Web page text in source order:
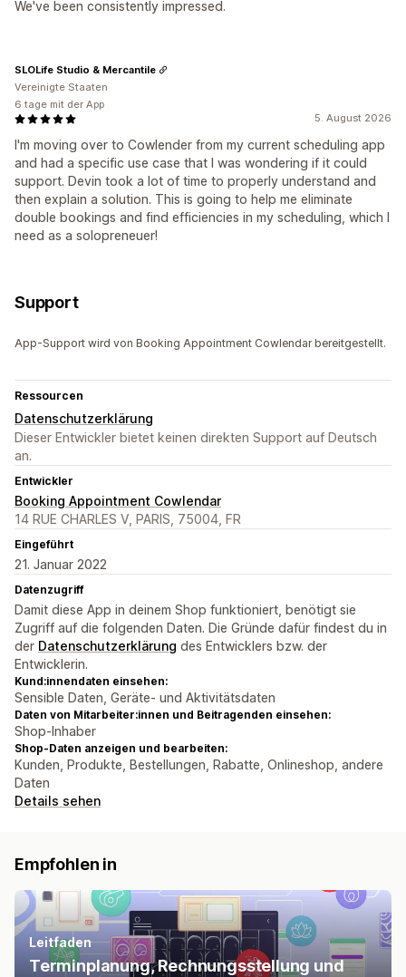
We've been consistently impressed.
5. August 2026
I'm moving over to Cowlender from my current scheduling app
and had a specific use case that I was wondering if it could
support. Devin took a lot of time to properly understand and
then explain a solution. This is going to help me eliminate
double bookings and find efficiencies in my scheduling, which I
need as a solopreneuer!
SLOLife Studio & Mercantile
Vereinigte Staaten
6 tage mit der App
Support
App-Support wird von Booking Appointment Cowlendar bereitgestellt.
Ressourcen
Datenschutzerklärung
Dieser Entwickler bietet keinen direkten Support auf Deutsch
an.
Entwickler
Booking Appointment Cowlendar
14 RUE CHARLES V, PARIS, 75004, FR
Eingeführt
21. Januar 2022
Datenzugriff
Damit diese App in deinem Shop funktioniert, benötigt sie
Zugriff auf die folgenden Daten. Die Gründe dafür findest du in
der Datenschutzerklärung des Entwicklers bzw. der
Entwicklerin.
Kund:innendaten einsehen:
Sensible Daten, Geräte- und Aktivitätsdaten
Daten von Mitarbeiter:innen und Beitragenden einsehen:
Shop-Inhaber
Shop-Daten anzeigen und bearbeiten:
Kunden, Produkte, Bestellungen, Rabatte, Onlineshop, andere
Daten
Details sehen
Empfohlen in
Leitfaden
Terminplanung, Rechnungsstellung und